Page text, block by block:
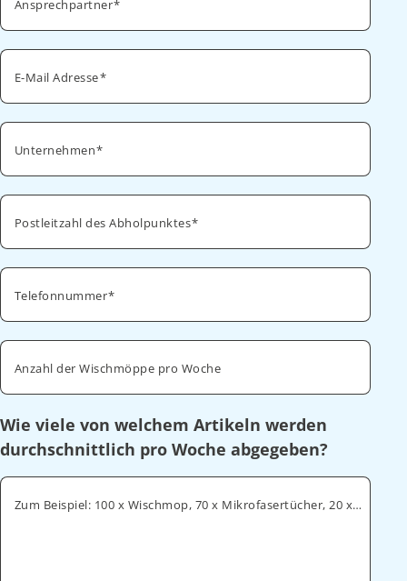
Ansprechpartner
E-Mail Adresse
Unternehmen
Postleitzahl des Abholpunktes
Telefonnummer
Anzahl der Wischmöppe pro Woche
Wie viele von welchem Artikeln werden
durchschnittlich pro Woche abgegeben?
Zum Beispiel: 100 x Wischmop, 70 x Mikrofasertücher, 20 x Geschirrtücher